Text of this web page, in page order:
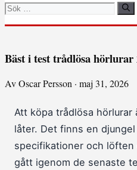
Sök
Bäst i test trådlösa hörlurar
Av Oscar Persson · maj 31, 2026
Att köpa trådlösa
låter. Det finns en
specifikationer och
gått igenom de senaste